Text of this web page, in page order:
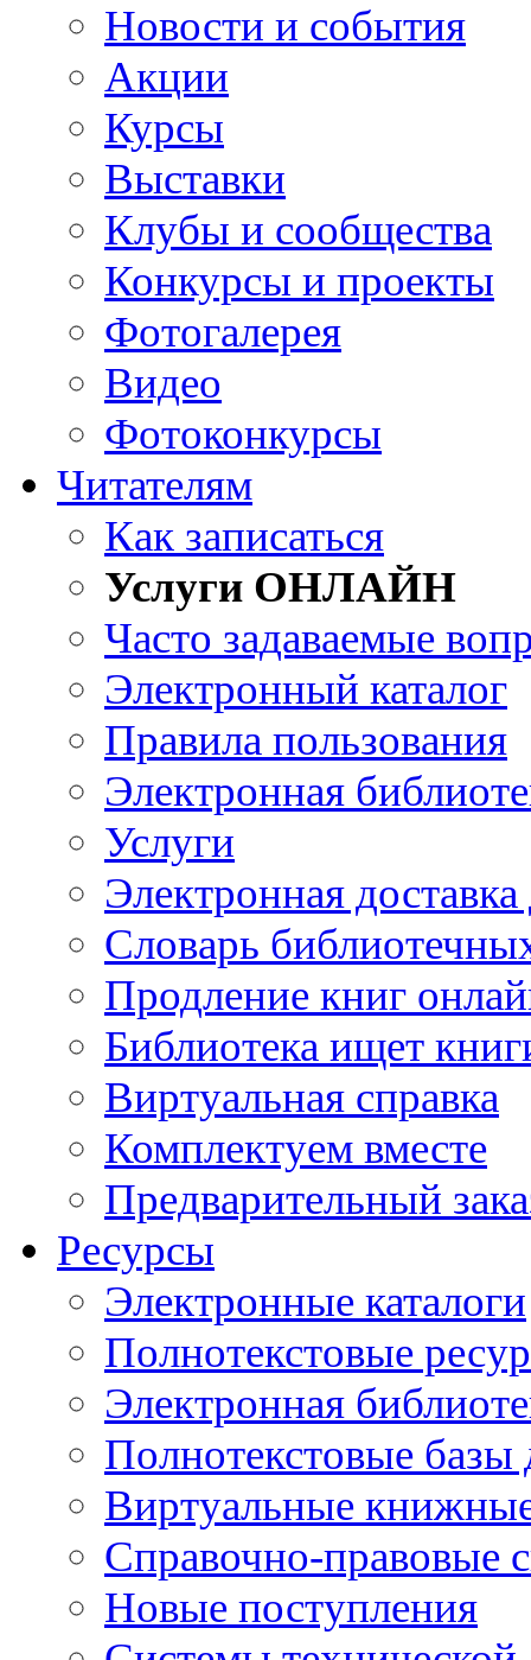
Новости и события
Акции
Курсы
Выставки
Клубы и сообщества
Конкурсы и проекты
Фотогалерея
Видео
Фотоконкурсы
Читателям
Как записаться
Услуги ОНЛАЙН
Часто задаваемые
Электронный каталог
Правила пользования
Электронная
Услуги
Электронная
Словарь
Продление книг
Библиотека ищет
Виртуальная справка
Комплектуем вместе
Предварительный
Ресурсы
Электронные каталоги
Полнотекстовые
Электронная
Полнотекстовые
Виртуальные
Справочно-правовые
Новые поступления